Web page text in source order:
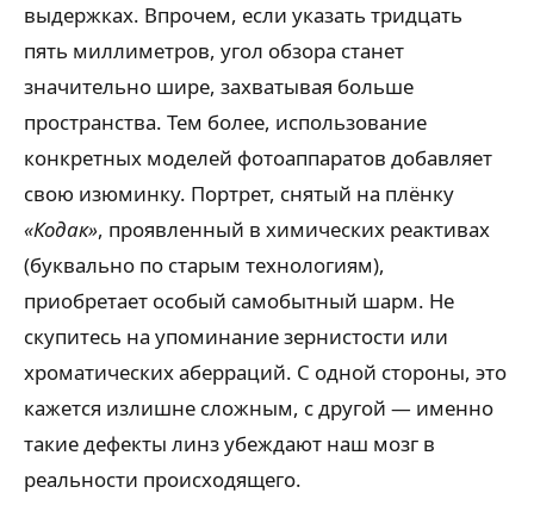
выдержках. Впрочем, если указать тридцать
пять миллиметров, угол обзора станет
значительно шире, захватывая больше
пространства. Тем более, использование
конкретных моделей фотоаппаратов добавляет
свою изюминку. Портрет, снятый на плёнку
«Кодак», проявленный в химических реактивах
(буквально по старым технологиям),
приобретает особый самобытный шарм. Не
скупитесь на упоминание зернистости или
хроматических аберраций. С одной стороны, это
кажется излишне сложным, с другой — именно
такие дефекты линз убеждают наш мозг в
реальности происходящего.